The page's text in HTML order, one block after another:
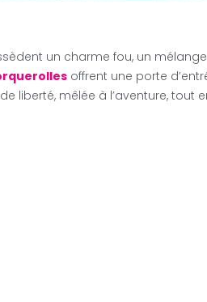
un charme fou, un
offrent une porte
liberté, mêlée à l’aventure, tout